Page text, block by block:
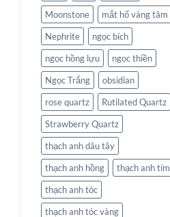
Moonstone
mắt hổ vàng tâm
Nephrite
ngọc bích
ngọc hồng lựu
ngọc thiền
Ngọc Trắng
obsidian
rose quartz
Rutilated Quartz
Strawberry Quartz
thạch anh dâu tây
thạch anh hồng
thạch anh tím
thạch anh tóc
thạch anh tóc vàng